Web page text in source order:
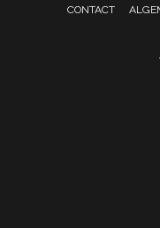
CONTACT